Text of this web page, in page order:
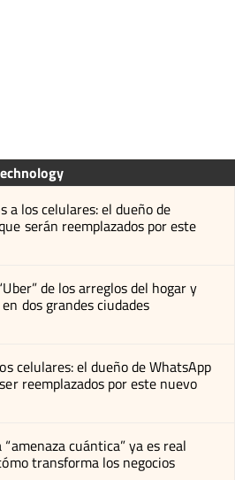
a los celulares: el dueño de
serán reemplazados por este
de los arreglos del hogar y
dos grandes ciudades
celulares: el dueño de WhatsApp
reemplazados por este nuevo
“amenaza cuántica” ya es real
transforma los negocios